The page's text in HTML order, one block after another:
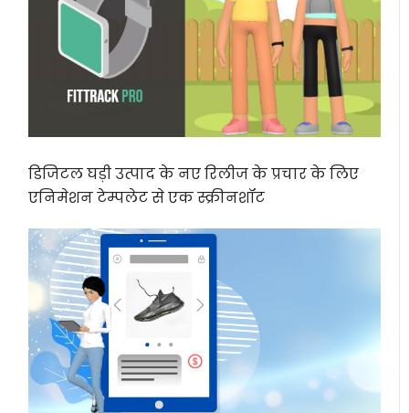
डिजिटल घड़ी उत्पाद के नए रिलीज के प्रचार के लिए
एनिमेशन टेम्पलेट से एक स्क्रीनशॉट